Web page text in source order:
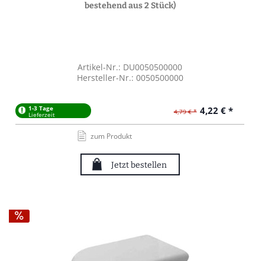
bestehend aus 2 Stück)
Artikel-Nr.: DU0050500000
Hersteller-Nr.: 0050500000
1-3 Tage
Lieferzeit 4,79 € * 4,22 € *
zum Produkt
Jetzt bestellen